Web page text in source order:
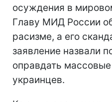
осуждения в
Главу МИД России
расизме, а его
заявление назвали
оправдать
украинцев.